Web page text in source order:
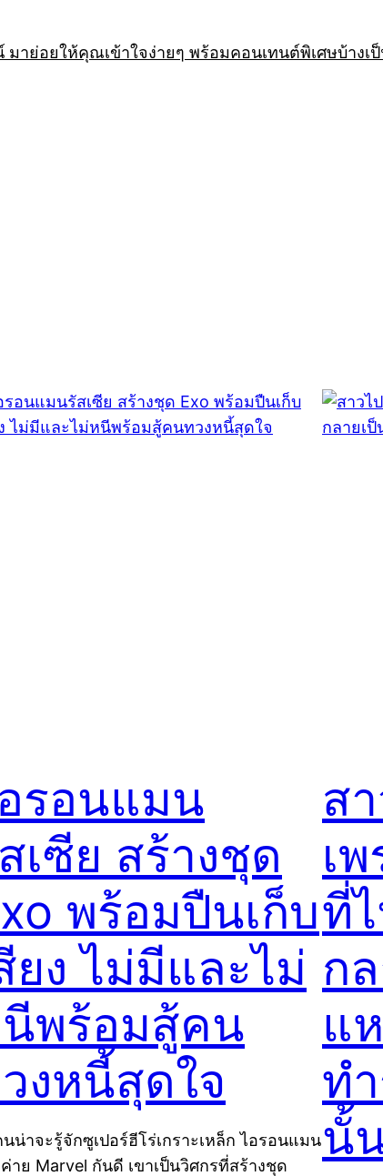
าย่อยให้คุณเข้าใจง่ายๆ พร้อมคอนเทนต์พิเศษบ้างเป็
รอนแมน
เซีย สร้างชุด
พร้อมปืนเก็บ
ยง ไม่มีและไม่
พร้อมสู้คน
งหนี้สุดใจ
น่าจะรู้จักซูเปอร์ฮีโร่เกราะเหล็ก ไอรอนแมน
าย Marvel กันดี เขาเป็นวิศกรที่สร้างชุด
ส
เ
ที่
ก
แ
ท
นั้